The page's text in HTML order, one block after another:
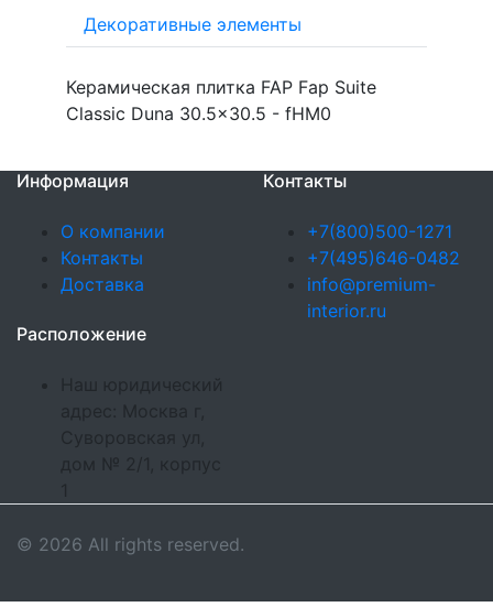
Декоративные элементы
Керамическая плитка FAP Fap Suite
Classic Duna 30.5x30.5 - fHM0
Информация
О компании
Контакты
Доставка
Контакты
+7(800)500-1271
+7(495)646-0482
info@premium-
interior.ru
Расположение
Наш юридический
адрес: Москва г,
Суворовская ул,
дом № 2/1, корпус
© 2026 All rights reserved.